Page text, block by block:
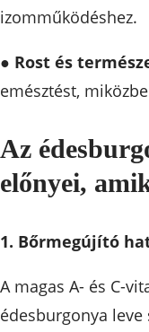
izomműködéshez.
● Rost és
emésztést,
Az
előnyei,
1. Bőrmegújító
A magas A- és C-
édesburgonya